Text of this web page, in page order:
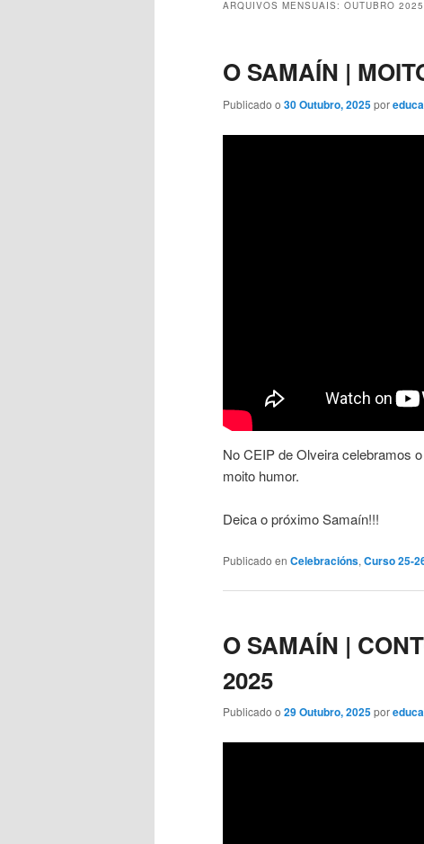
ARQUIVOS MENSUAIS: OUTUBRO 2025
O SAMAÍN |
Publicado o 30 Outubro, 2025por
No CEIP de Olveira celebramos
moito humor.
Deica o próximo Samaín!!!
Publicado en Celebracións, Curso 25-
O SAMAÍN |
2025
Publicado o 29 Outubro, 2025por